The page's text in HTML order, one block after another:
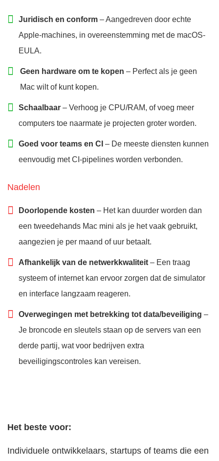
Juridisch en conform – Aangedreven door echte
Apple-machines, in overeenstemming met de macOS-
EULA.
Geen hardware om te kopen – Perfect als je geen
Mac wilt of kunt kopen.
Schaalbaar – Verhoog je CPU/RAM, of voeg meer
computers toe naarmate je projecten groter worden.
Goed voor teams en CI – De meeste diensten kunnen
eenvoudig met CI-pipelines worden verbonden.
Nadelen
Doorlopende kosten – Het kan duurder worden dan
een tweedehands Mac mini als je het vaak gebruikt,
aangezien je per maand of uur betaalt.
Afhankelijk van de netwerkkwaliteit – Een traag
systeem of internet kan ervoor zorgen dat de simulator
en interface langzaam reageren.
Overwegingen met betrekking tot data/beveiliging –
Je broncode en sleutels staan op de servers van een
derde partij, wat voor bedrijven extra
beveiligingscontroles kan vereisen.
Het beste voor:
Individuele ontwikkelaars, startups of teams die een